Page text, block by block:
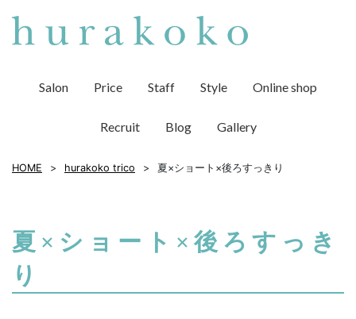
Salon Price Staff Style Online shop
Recruit Blog Gallery
HOME hurakoko trico 夏×ショート×後ろすっきり
夏×ショート×後ろすっき
り